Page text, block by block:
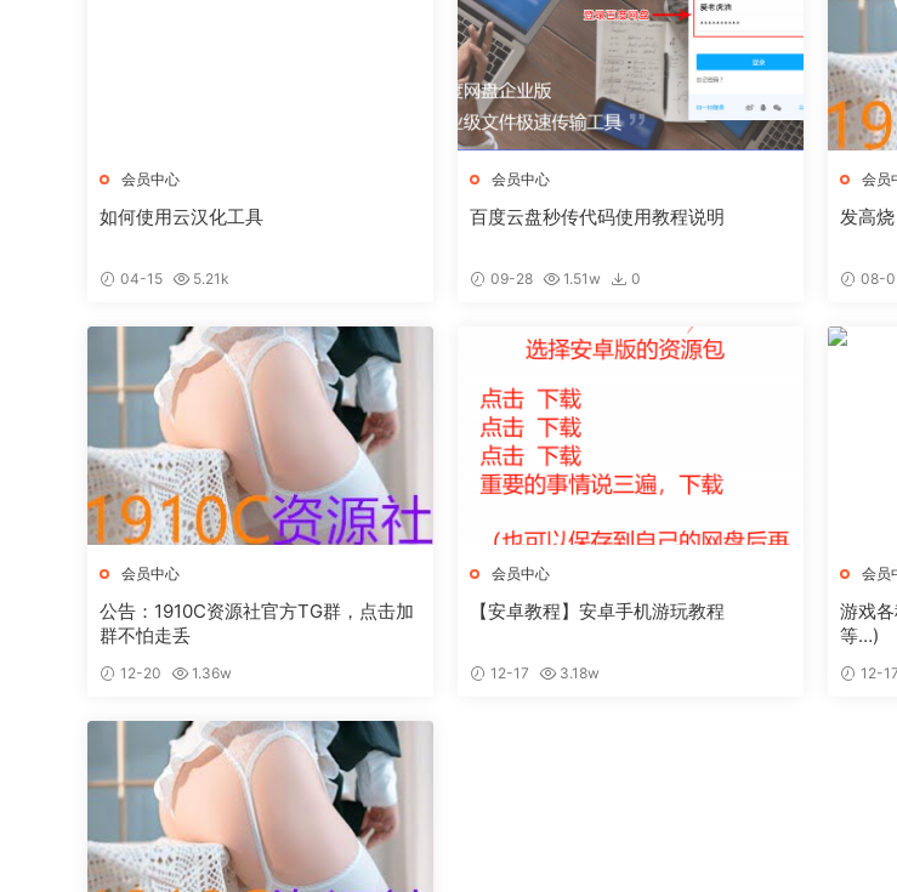
会员中心
如何使用云汉化工具
04-15 5.21k
会员中心
百度云盘秒传代码使用教程说明
09-28 1.51w 0
会员
发高
08-
会员中心
公告：1910C资源社官方TG群，点击加
群不怕走丢
12-20 1.36w
会员中心
【安卓教程】安卓手机游玩教程
12-17 3.18w
会员
游戏
等…)
12-17